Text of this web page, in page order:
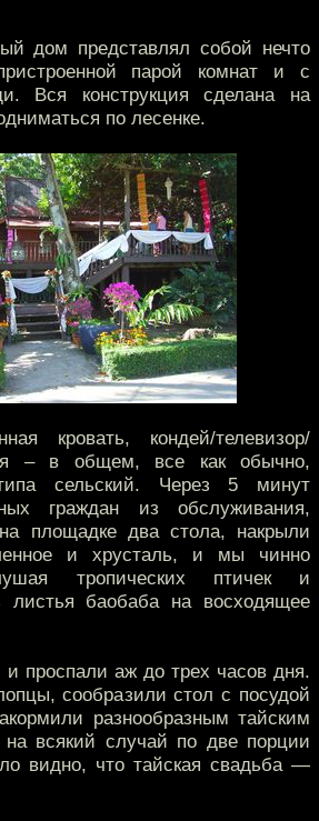
дом представлял собой нечто
парой комнат и с
Вся конструкция сделана на
по лесенке.
кровать, кондей/телевизор/
– в общем, все как обычно,
сельский. Через 5 минут
граждан из обслуживания,
площадке два стола, накрыли
и хрусталь, и мы чинно
тропических птичек и
листья баобаба на восходящее
проспали аж до трех часов дня.
сообразили стол с посудой
разнообразным тайским
всякий случай по две порции
видно, что тайская свадьба —